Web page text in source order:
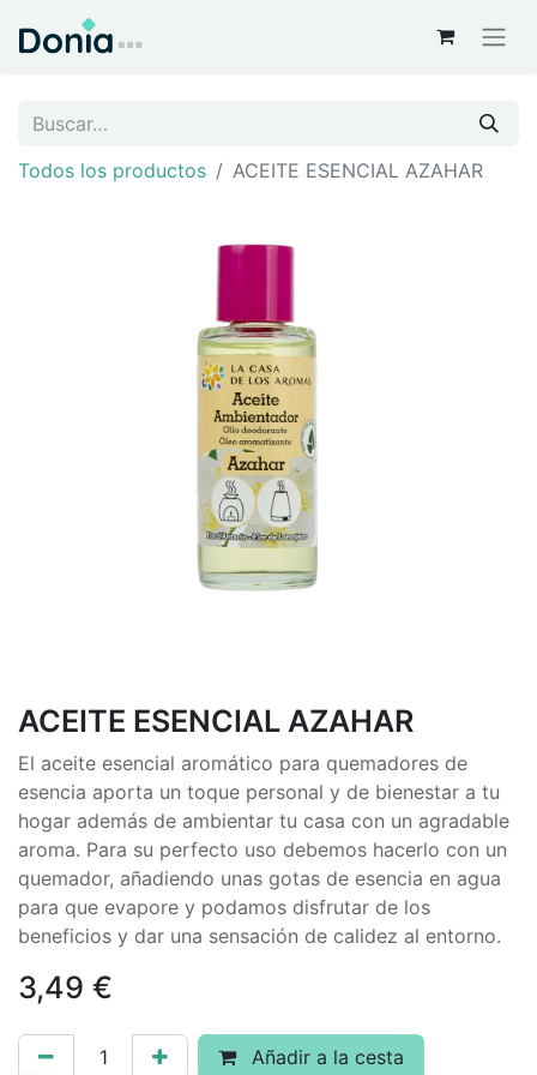
Todos los productos ACEITE ESENCIAL AZAHAR
ACEITE ESENCIAL AZAHAR
El aceite esencial aromático para quemadores de
esencia aporta un toque personal y de bienestar a tu
hogar además de ambientar tu casa con un agradable
aroma. Para su perfecto uso debemos hacerlo con un
quemador, añadiendo unas gotas de esencia en agua
para que evapore y podamos disfrutar de los
beneficios y dar una sensación de calidez al entorno.
3,49 €
Añadir a la cesta